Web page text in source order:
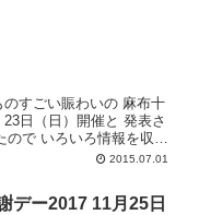
ので いろいろ情報を収集
2015.07.01
デー2017 11月25日